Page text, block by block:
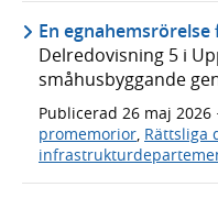
En
Delredovisning 5 i
småhusbyggande
Publicerad 26 maj 2026 ·
promemorior, Rättsliga